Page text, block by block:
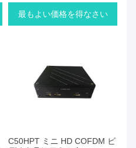
最もよい価格を得なさい
C50HPT ミニ HD COFDM ビ